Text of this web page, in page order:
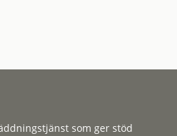
som ger stöd